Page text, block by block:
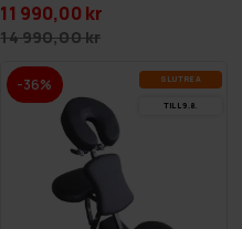
11 990,00 kr
14 990,00 kr
-36% SLUT­REA
TILL 9.8.